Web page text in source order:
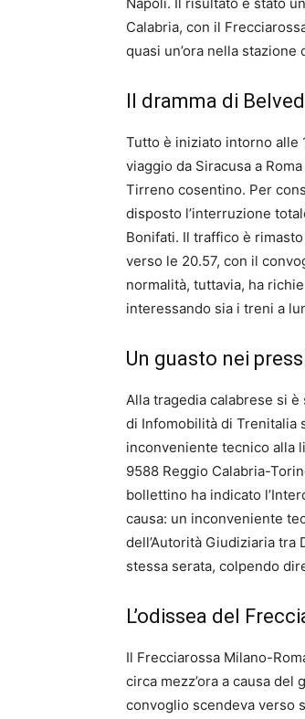
Calabria, con il
quasi un’ora nella stazione
Il dramma di
Tutto è iniziato intorno alle
viaggio da Siracusa a
Tirreno cosentino. Per
disposto l’interruzione
Bonifati. Il traffico è
verso le 20.57, con il
normalità, tuttavia, ha
interessando sia i treni a
Un guasto nei
Alla tragedia calabrese si
di Infomobilità di Trenitalia
inconveniente tecnico alla
9588 Reggio Calabria-
bollettino ha indicato
causa: un inconveniente
dell’Autorità Giudiziaria
stessa serata, colpendo
L’odissea del
Il Frecciarossa Milano-
circa mezz’ora a causa del
convoglio scendeva verso